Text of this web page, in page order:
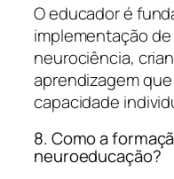
O educador é
implementação
neurociência,
aprendizagem
capacidade
8. Como a
neuroeducação?